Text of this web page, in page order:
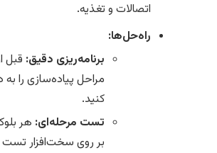
اتصالات و تغذیه.
راه‌حل‌ها:
برنامه‌ریزی دقیق: قبل
مراحل پیاده‌سازی را
کنید.
تست مرحله‌ای: هر
بر روی سخت‌افزار